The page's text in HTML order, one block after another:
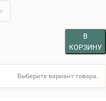
В
КОРЗИНУ
Выберите вариант товара.